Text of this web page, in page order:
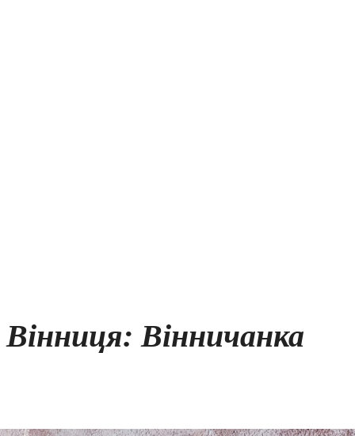
Вінниця: Вінничанка